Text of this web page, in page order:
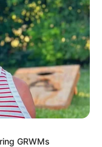
GRWMs